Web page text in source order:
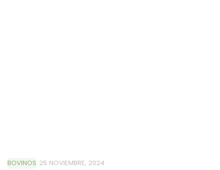
BOVINOS 25 NOVIEMBRE, 2024